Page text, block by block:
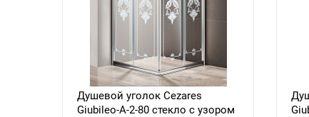
Душевой уголок Cezares
Giubileo-A-2-80 стекло с узором